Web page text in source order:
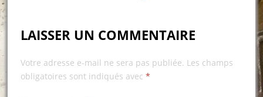
LAISSER UN COMMENTAIRE
Votre adresse e-mail ne sera pas publiée. Les champs
obligatoires sont indiqués avec *